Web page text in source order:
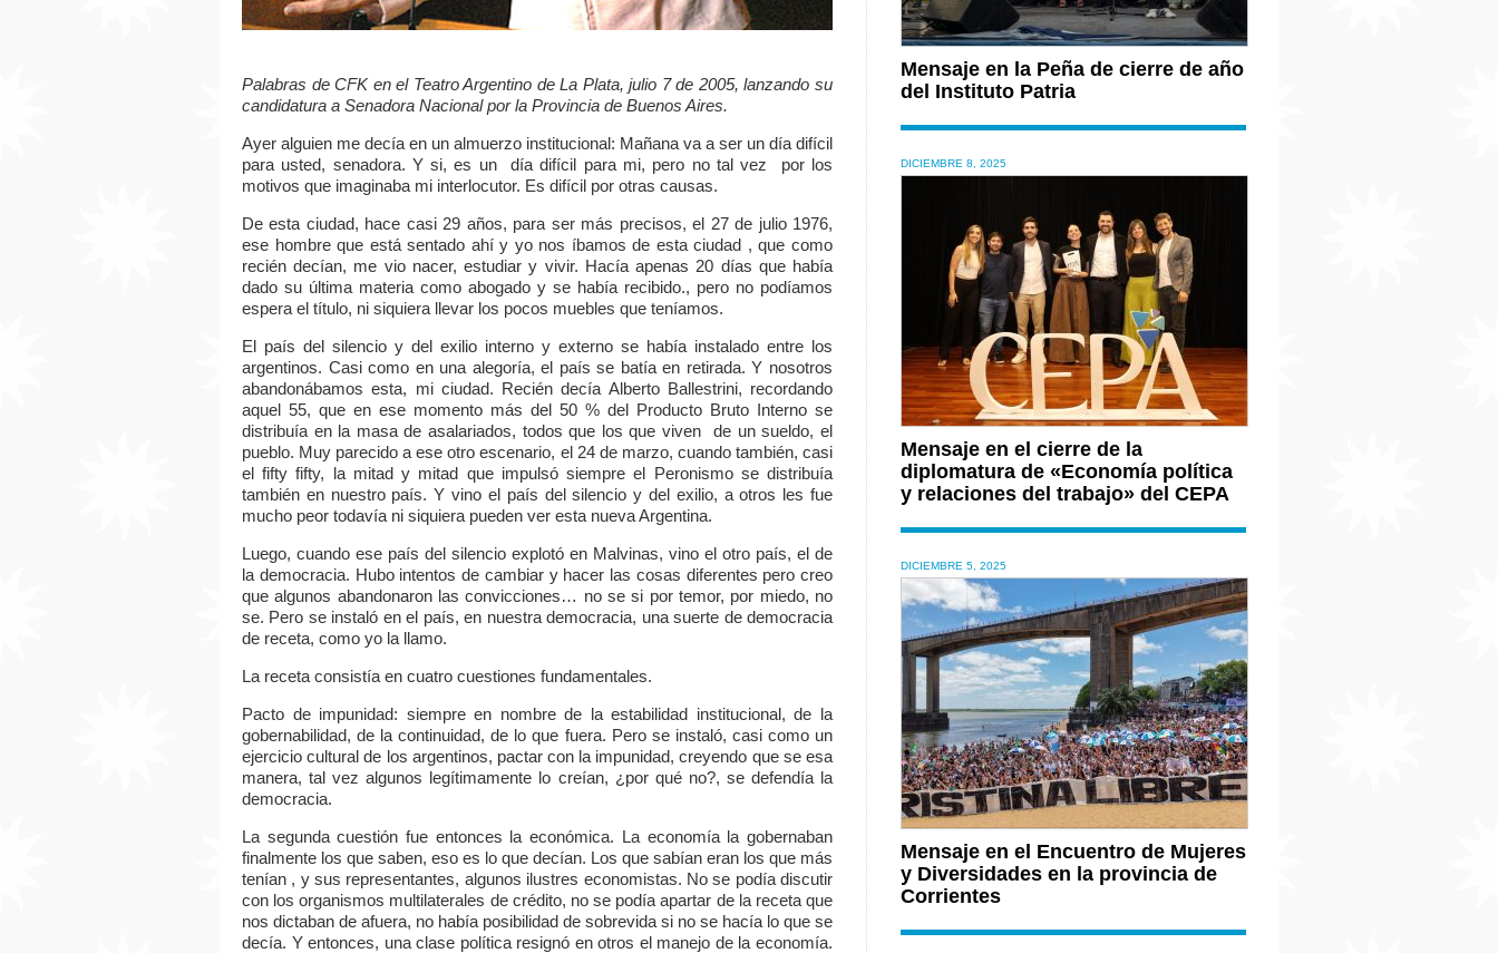
Palabras de CFK en el Teatro Argentino de La Plata, julio 7 de 2005, lanzando su
candidatura a Senadora Nacional por la Provincia de Buenos Aires.
Ayer alguien me decía en un almuerzo institucional: Mañana va a ser un día difícil
para usted, senadora. Y si, es un día difícil para mi, pero no tal vez por los
motivos que imaginaba mi interlocutor. Es difícil por otras causas.
De esta ciudad, hace casi 29 años, para ser más precisos, el 27 de julio 1976,
ese hombre que está sentado ahí y yo nos íbamos de esta ciudad , que como
recién decían, me vio nacer, estudiar y vivir. Hacía apenas 20 días que había
dado su última materia como abogado y se había recibido., pero no podíamos
espera el título, ni siquiera llevar los pocos muebles que teníamos.
El país del silencio y del exilio interno y externo se había instalado entre los
argentinos. Casi como en una alegoría, el país se batía en retirada. Y nosotros
abandonábamos esta, mi ciudad. Recién decía Alberto Ballestrini, recordando
aquel 55, que en ese momento más del 50 % del Producto Bruto Interno se
distribuía en la masa de asalariados, todos que los que viven de un sueldo, el
pueblo. Muy parecido a ese otro escenario, el 24 de marzo, cuando también, casi
el fifty fifty, la mitad y mitad que impulsó siempre el Peronismo se distribuía
también en nuestro país. Y vino el país del silencio y del exilio, a otros les fue
mucho peor todavía ni siquiera pueden ver esta nueva Argentina.
Luego, cuando ese país del silencio explotó en Malvinas, vino el otro país, el de
la democracia. Hubo intentos de cambiar y hacer las cosas diferentes pero creo
que algunos abandonaron las convicciones… no se si por temor, por miedo, no
se. Pero se instaló en el país, en nuestra democracia, una suerte de democracia
de receta, como yo la llamo.
La receta consistía en cuatro cuestiones fundamentales.
Pacto de impunidad: siempre en nombre de la estabilidad institucional, de la
gobernabilidad, de la continuidad, de lo que fuera. Pero se instaló, casi como un
ejercicio cultural de los argentinos, pactar con la impunidad, creyendo que se esa
manera, tal vez algunos legítimamente lo creían, ¿por qué no?, se defendía la
democracia.
La segunda cuestión fue entonces la económica. La economía la gobernaban
finalmente los que saben, eso es lo que decían. Los que sabían eran los que más
tenían , y sus representantes, algunos ilustres economistas. No se podía discutir
con los organismos multilaterales de crédito, no se podía apartar de la receta que
nos dictaban de afuera, no había posibilidad de sobrevida si no se hacía lo que se
decía. Y entonces, una clase política resignó en otros el manejo de la economía.
Mensaje en la Peña de cierre de año
del Instituto Patria
DICIEMBRE 8, 2025
Mensaje en el cierre de la
diplomatura de «Economía política
y relaciones del trabajo» del CEPA
DICIEMBRE 5, 2025
Mensaje en el Encuentro de Mujeres
y Diversidades en la provincia de
Corrientes